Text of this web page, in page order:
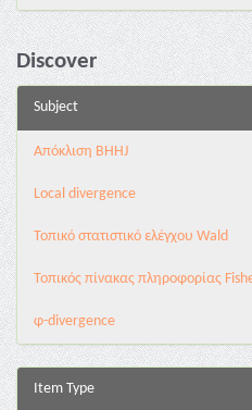
Discover
Subject
Aπόκλιση BHHJ
Local divergence
Τοπικό στατιστικό ελέγχου Wald
Τοπικός πίνακας πληροφορίας
φ-divergence
Item Type